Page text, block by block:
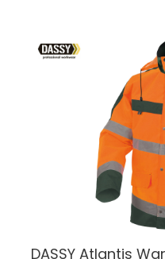
DASSY Atlantis